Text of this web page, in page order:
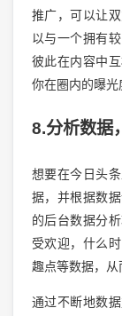
推广，可以让
以与一个拥有
彼此在内容中
你在圈内的曝光
8.分析数据
想要在今日头
据，并根据数
的后台数据分
受欢迎，什么
趣点等数据，从
通过不断地数